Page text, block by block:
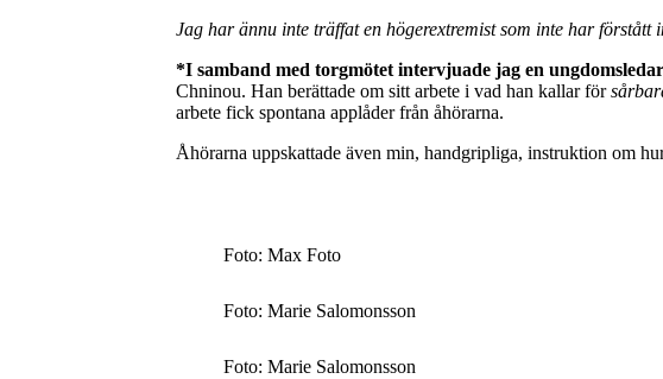
Jag har ännu inte träffat en högerextremist som inte har förstått
*I samband med torgmötet intervjuade jag en
Chninou. Han berättade om sitt arbete i vad han kallar för
arbete fick spontana applåder från åhörarna.
Åhörarna uppskattade även min, handgripliga, instruktion om
Foto: Max Foto
Foto: Marie Salomonsson
Foto: Marie Salomonsson